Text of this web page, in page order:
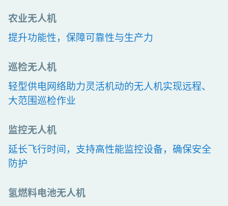
农业无人机
提升功能性，保障可靠性与生产力
巡检无人机
轻型供电网络助力灵活机动的无人机实现远程、
大范围巡检作业
监控无人机
延长飞行时间，支持高性能监控设备，确保安全
防护
氢燃料电池无人机